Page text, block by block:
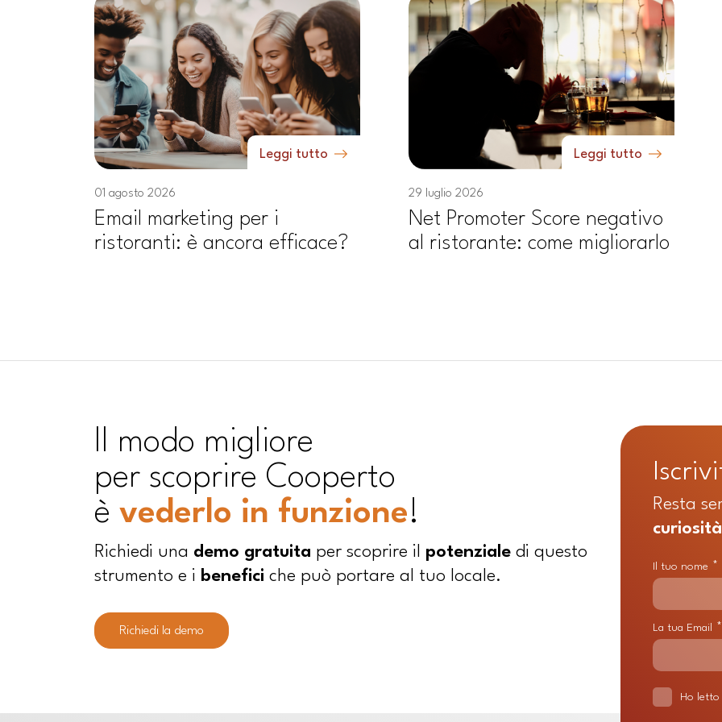
Leggi tutto
01 agosto 2026
Email marketing per i
ristoranti: è ancora efficace?
Leggi tutto
29 luglio 2026
Net Promoter Score negativo
al ristorante: come migliorarlo
ll modo migliore
per scoprire Cooperto
è vederlo in funzione!
Richiedi una demo gratuita per scoprire il potenziale di questo
strumento e i benefici che può portare al tuo locale.
Richiedi la demo
Resta
Il tuo nome *
La tua Email *
Ho